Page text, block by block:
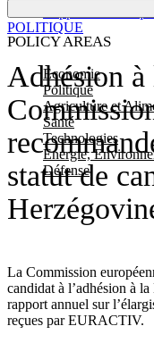
POLICY AREAS
Economie
Politique
Agriculture et
Santé
Technologies
Energie,
Défense
Adhésion à
statut de
La Commission
candidat à l’adhésion à
rapport annuel sur
reçues par EURACTIV.
POLITIQUE